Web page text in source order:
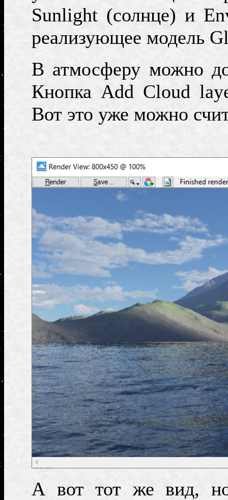
Sunlight (солнце) и
реализующее модель
В атмосферу можно
Кнопка Add Cloud
Вот это уже можно
А вот тот же вид, но